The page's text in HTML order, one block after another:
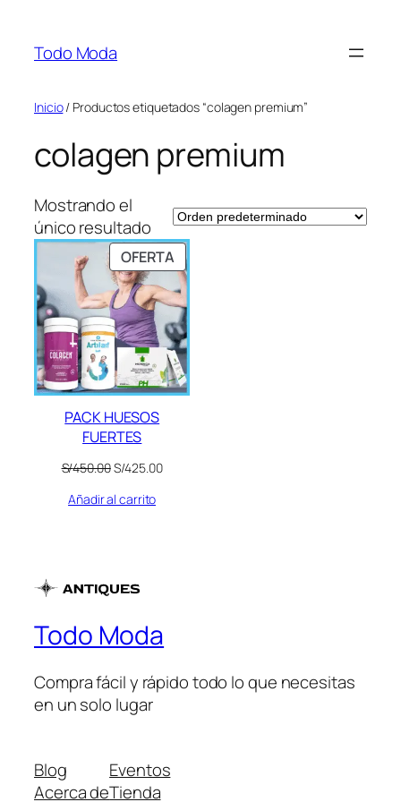
contenido
Todo Moda
Inicio/ Productos etiquetados “colagen premium”
colagen premium
Mostrando el
único resultado
OFERTAPRODUCTO
EN
OFERTA
PACK HUESOS
FUERTES
S/450.00El
original
S/425.00El
Añadir al carrito
Todo Moda
Compra fácil y rápido todo lo que necesitas
en un solo lugar
Blog
Acerca de
Eventos
Tienda